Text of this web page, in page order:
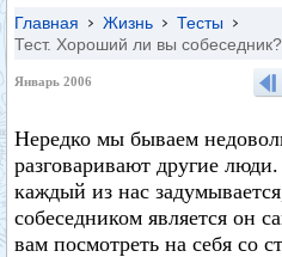
Главная Жизнь
Тесты
Тест. Хороший ли вы собеседник?
Январь 2006
Нередко мы бываем
разговаривают другие
каждый из нас
собеседником является он
вам посмотреть на себя со